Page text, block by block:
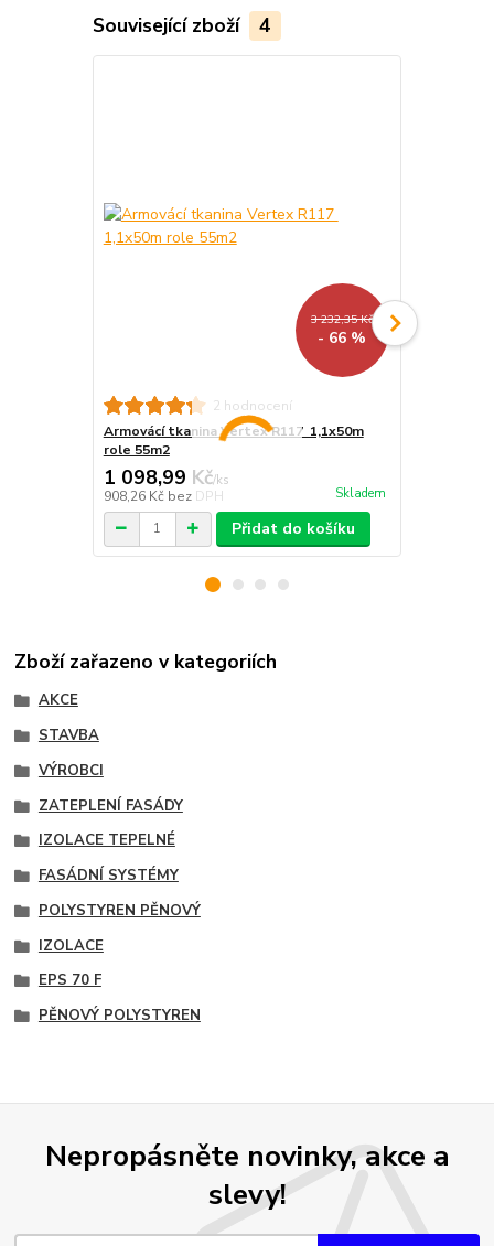
Související zboží 4
3 232,35 Kč
- 66 %
2 hodnocení
Armovácí tkanina Vertex R117 1,1x50m
role 55m2
1 098,99 Kč/ks
908,26 Kč bez DPH Skladem
Přidat do košíku
Zboží zařazeno v kategoriích
AKCE
STAVBA
VÝROBCI
ZATEPLENÍ FASÁDY
IZOLACE TEPELNÉ
FASÁDNÍ SYSTÉMY
POLYSTYREN PĚNOVÝ
IZOLACE
EPS 70 F
PĚNOVÝ POLYSTYREN
Nepropásněte novinky, akce a
slevy!